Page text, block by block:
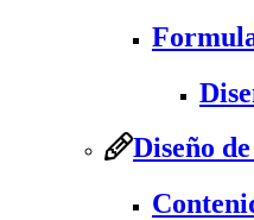
Diseño